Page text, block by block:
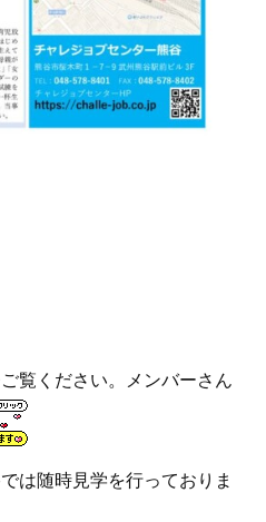
覧ください。メンバーさん
は随時見学を行っておりま